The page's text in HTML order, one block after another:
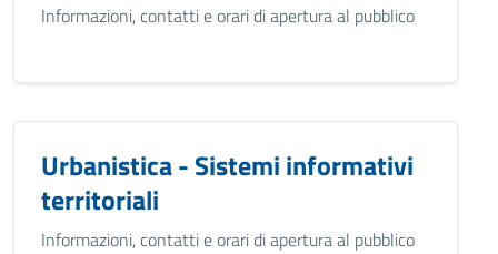
Informazioni, contatti e orari di apertura al pubblico
Urbanistica - Sistemi informativi
territoriali
Informazioni, contatti e orari di apertura al pubblico